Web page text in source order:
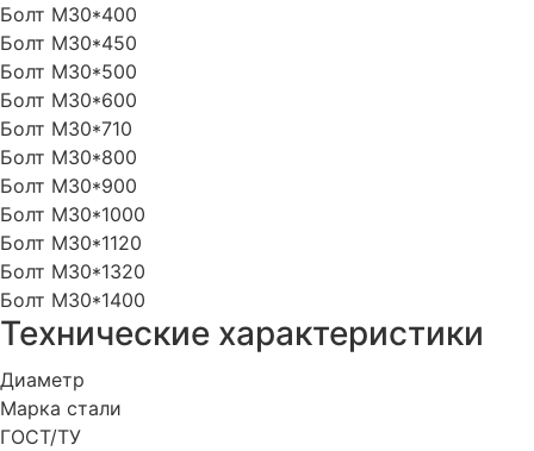
Болт М30*400
Болт М30*450
Болт М30*500
Болт М30*600
Болт М30*710
Болт М30*800
Болт М30*900
Болт М30*1000
Болт М30*1120
Болт М30*1320
Болт М30*1400
Технические характеристики
Диаметр
Марка стали
ГОСТ/ТУ